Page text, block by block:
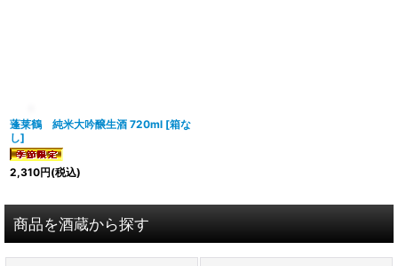
蓬莱鶴 純米大吟醸生酒 720ml [箱な
し]
2,310円(税込)
商品を酒蔵から探す